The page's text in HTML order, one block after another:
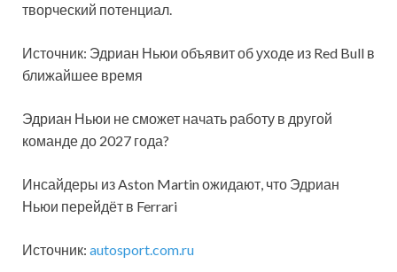
творческий потенциал.
Источник: Эдриан Ньюи объявит об уходе из Red Bull в
ближайшее время
Эдриан Ньюи не сможет начать работу в другой
команде до 2027 года?
Инсайдеры из Aston Martin ожидают, что Эдриан
Ньюи перейдёт в Ferrari
Источник: autosport.com.ru